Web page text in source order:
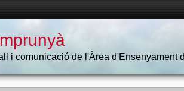
i comunicació de l'Àrea d'Ensenyament